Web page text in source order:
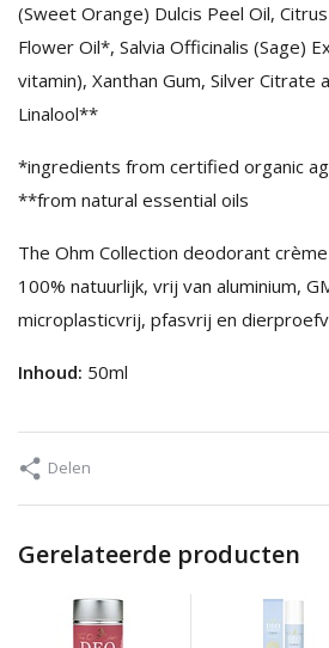
(Sweet Orange) Dulcis Peel Oil,
Flower Oil*, Salvia Officinalis (Sage)
vitamin), Xanthan Gum, Silver Citrate
Linalool**
*ingredients from certified organic
**from natural essential oils
The Ohm Collection deodorant
100% natuurlijk, vrij van aluminium,
microplasticvrij, pfasvrij en
Inhoud: 50ml
Delen
Gerelateerde producten